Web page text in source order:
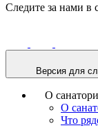
Следите за нами в
Версия для
О
О
Что